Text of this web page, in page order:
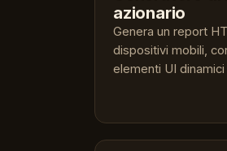
azionario
Genera un report
dispositivi mobili,
elementi UI